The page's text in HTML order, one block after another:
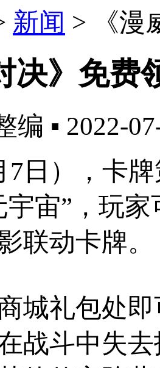
新闻 > 《
决》免费
编 ▪ 2022-
7日），卡
宇宙”，玩
联动卡牌。
城礼包处
战斗中失